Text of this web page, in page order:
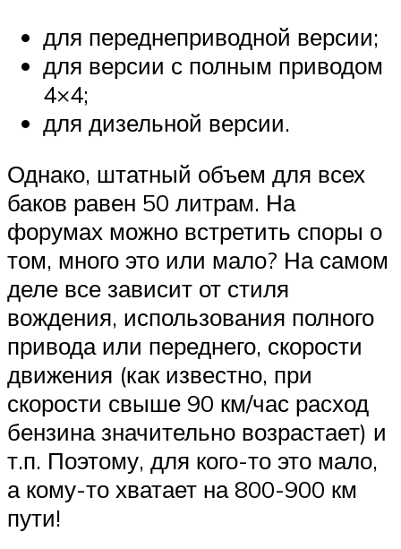
для переднеприводной версии;
для версии с полным приводом
4×4;
для дизельной версии.
Однако, штатный объем для всех
баков равен 50 литрам. На
форумах можно встретить споры о
том, много это или мало? На самом
деле все зависит от стиля
вождения, использования полного
привода или переднего, скорости
движения (как известно, при
скорости свыше 90 км/час расход
бензина значительно возрастает) и
т.п. Поэтому, для кого-то это мало,
а кому-то хватает на 800-900 км
пути!